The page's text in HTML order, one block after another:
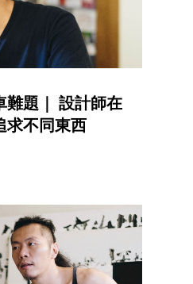
難題｜ 設計師在
求不同東西